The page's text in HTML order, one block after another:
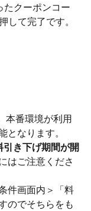
たクーポンコー
して完了です。
本番環境が利用
なります。
き下げ期間が開
はご注意くださ
件画面内＞「料
のでそちらをも